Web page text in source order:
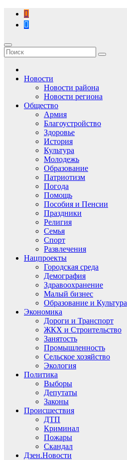
Перейти
содержимому
Новости
Новости района
Новости региона
Общество
Армия
Благоустройство
Здоровье
История
Культура
Молодежь
Образование
Патриотизм
Погода
Помощь
Пособия и Пенсии
Праздники
Религия
Семья
Спорт
Развлечения
Нацпроекты
Городская среда
Демография
Здравоохранение
Малый бизнес
Образование и Культура
Экономика
Дороги и Транспорт
ЖКХ и Строительство
Занятость
Промышленность
Сельское хозяйство
Экология
Политика
Выборы
Депутаты
Законы
Происшествия
ДТП
Криминал
Пожары
Скандал
Дзен.Новости